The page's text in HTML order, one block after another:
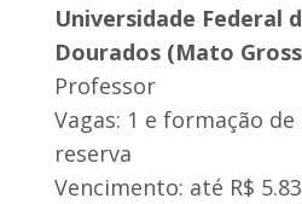
Universidade Federal
Dourados (Mato
Professor
Vagas: 1 e formação
reserva
Vencimento: até R$